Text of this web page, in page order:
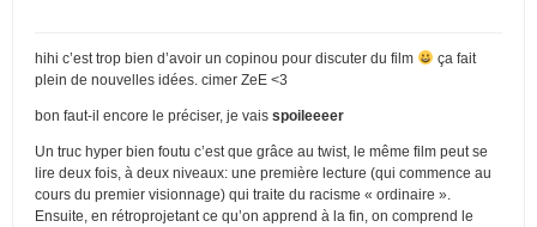
hihi c’est trop bien d’avoir un copinou pour discuter du film
ça fait
plein de nouvelles idées. cimer ZeE <3
bon faut-il encore le préciser, je vais spoileeeer
Un truc hyper bien foutu c’est que grâce au twist, le même film peut se
lire deux fois, à deux niveaux: une première lecture (qui commence au
cours du premier visionnage) qui traite du racisme « ordinaire ».
Ensuite, en rétroprojetant ce qu’on apprend à la fin, on comprend le